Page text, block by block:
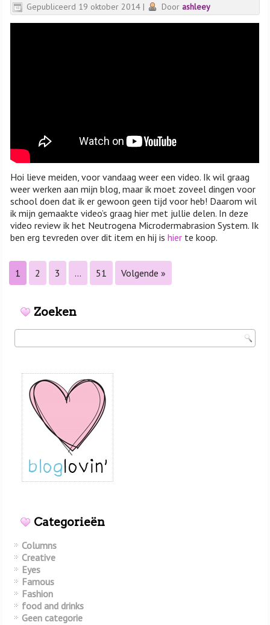
Gepubliceerd 19 oktober 2014 | Door ashleey
Hoi lieve meiden, voor vandaag weer een video. Ik wil graag
weer werken aan mijn blog, maar ik moet zoveel dingen voor
school doen dat ik er gewoon geen tijd voor heb! Daarom wil
ik mijn gemaakte video’s graag hier met jullie delen. In deze
video review ik het Neutrogena Microdermabrasion System. Ik
ben erg tevreden over dit item en hij ishier te koop.
1 2 3 … 51 Volgende »
Zoeken
Categorieën
Columns
Creative
Eyes
Famous
Fashion
food and drinks
Geen categorie